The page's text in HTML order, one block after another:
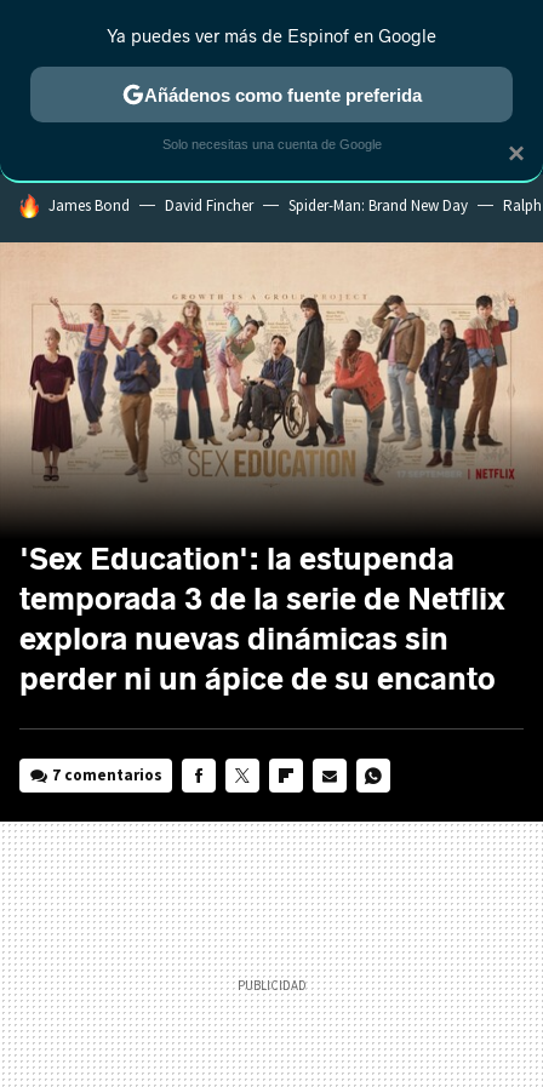
ESTRENOS REALITY ANIME RANKINGS CINE
HOY SE HABLA DE
James Bond David Fincher Spider-Man: Brand New Day
'Sex Education': la estupenda
temporada 3 de la serie de Netflix
explora nuevas dinámicas sin
perder ni un ápice de su encanto
7 comentarios
MAIL
×
Ya puedes ver más de Espinof en Google
Añádenos como fuente preferida
Solo necesitas una cuenta de Google